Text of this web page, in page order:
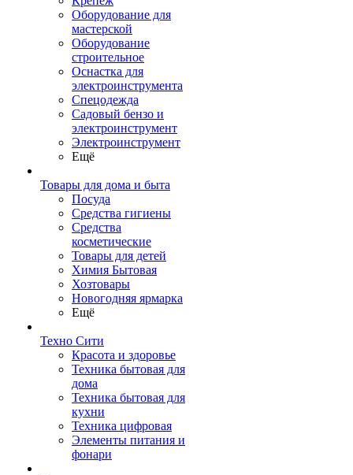
Оборудование для
мастерской
Оборудование
строительное
Оснастка для
электроинструмента
Спецодежда
Садовый бензо и
электроинструмент
Электроинструмент
Ещё
Товары для дома и быта
Посуда
Средства гигиены
Средства
косметические
Товары для детей
Химия Бытовая
Хозтовары
Новогодняя ярмарка
Ещё
Техно Сити
Красота и здоровье
Техника бытовая для
дома
Техника бытовая для
кухни
Техника цифровая
Элементы питания и
фонари